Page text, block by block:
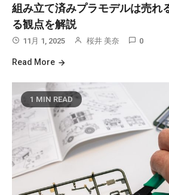
組み立て済みプラモデルは売れ
る観点を解説
11月 1, 2025 桜井 美奈 0
Read More
1 MIN READ